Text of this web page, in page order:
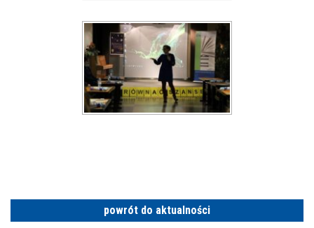
powrót do aktualności